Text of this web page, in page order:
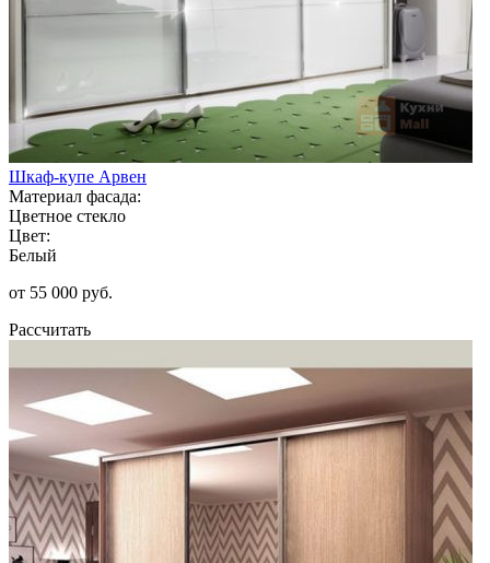
Шкаф-купе Арвен
Материал фасада:
Цветное стекло
Цвет:
Белый
от 55 000 руб.
Рассчитать